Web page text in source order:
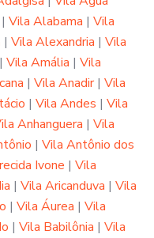
| Vila Alabama | Vila
| Vila Alexandria | Vila
| Vila Amália | Vila
| Vila Anadir| Vila
| Vila Andes | Vila
Anhanguera | Vila
| Vila Antônio dos
Ivone | Vila
| Vila Aricanduva | Vila
| Vila Áurea | Vila
| Vila Babilônia | Vila